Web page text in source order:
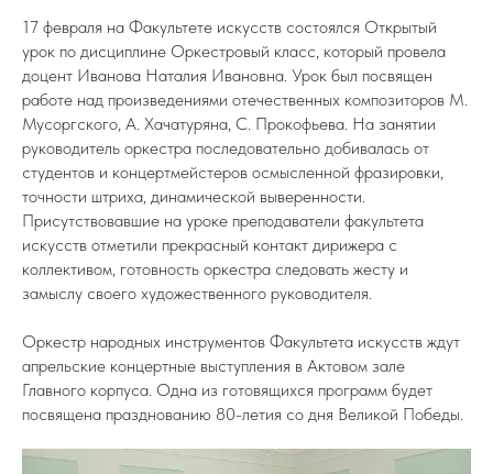
17 февраля на Факультете искусств состоялся Открытый
урок по дисциплине Оркестровый класс, который провела
доцент Иванова Наталия Ивановна. Урок был посвящен
работе над произведениями отечественных композиторов М.
Мусоргского, А. Хачатуряна, С. Прокофьева. На занятии
руководитель оркестра последовательно добивалась от
студентов и концертмейстеров осмысленной фразировки,
точности штриха, динамической выверенности.
Присутствовавшие на уроке преподаватели факультета
искусств отметили прекрасный контакт дирижера с
коллективом, готовность оркестра следовать жесту и
замыслу своего художественного руководителя.
Оркестр народных инструментов Факультета искусств ждут
апрельские концертные выступления в Актовом зале
Главного корпуса. Одна из готовящихся программ будет
посвящена празднованию 80-летия со дня Великой Победы.